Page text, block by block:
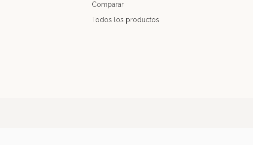
Comparar
Todos los productos